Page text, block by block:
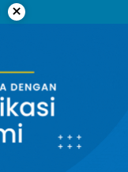
×